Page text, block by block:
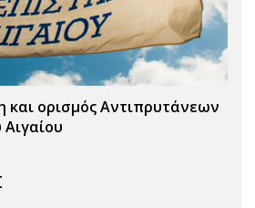
και ορισμός Αντιπρυτάνεων